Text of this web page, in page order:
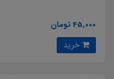
45,000 تومان